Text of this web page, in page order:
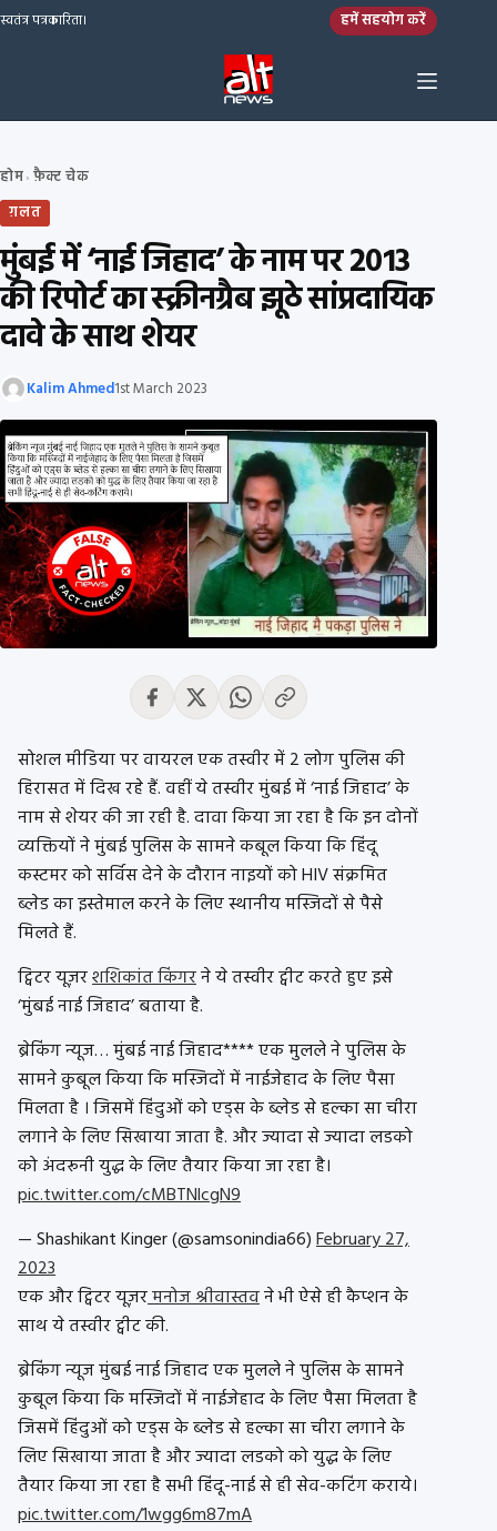
Skip to content
स्वतंत्र पत्रकारिता। हमें सहयोग करें
होम› फ़ैक्ट चेक
ग़लत
मुंबई में ‘नाई जिहाद’ के नाम पर 2013
की रिपोर्ट का स्क्रीनग्रैब झूठे सांप्रदायिक
दावे के साथ शेयर
Kalim Ahmed1st March 2023
सोशल मीडिया पर वायरल एक तस्वीर में 2 लोग पुलिस की
हिरासत में दिख रहे हैं. वहीं ये तस्वीर मुंबई में ‘नाई जिहाद’ के
नाम से शेयर की जा रही है. दावा किया जा रहा है कि इन दोनों
व्यक्तियों ने मुंबई पुलिस के सामने कबूल किया कि हिंदू
कस्टमर को सर्विस देने के दौरान नाइयों को HIV संक्रमित
ब्लेड का इस्तेमाल करने के लिए स्थानीय मस्जिदों से पैसे
मिलते हैं.
ट्विटर यूज़रशशिकांत किंगरने ये तस्वीर ट्वीट करते हुए इसे
‘मुंबई नाई जिहाद’ बताया है.
ब्रेकिंग न्यूज… मुंबई नाई जिहाद**** एक मुलले ने पुलिस के
सामने कुबूल किया कि मस्जिदों में नाईजेहाद के लिए पैसा
मिलता है । जिसमें हिंदुओं को एड्स के ब्लेड से हल्का सा चीरा
लगाने के लिए सिखाया जाता है. और ज्यादा से ज्यादा लडको
को अंदरूनी युद्ध के लिए तैयार किया जा रहा है।
pic.twitter.com/cMBTNlcgN9
— Shashikant Kinger (@samsonindia66)February 27,
2023
एक और ट्विटर यूज़रमनोज श्रीवास्तवने भी ऐसे ही कैप्शन के
साथ ये तस्वीर ट्वीट की.
ब्रेकिंग न्यूज मुंबई नाई जिहाद एक मुलले ने पुलिस के सामने
कुबूल किया कि मस्जिदों में नाईजेहाद के लिए पैसा मिलता है
जिसमें हिंदुओं को एड्स के ब्लेड से हल्का सा चीरा लगाने के
लिए सिखाया जाता है और ज्यादा लडको को युद्ध के लिए
तैयार किया जा रहा है सभी हिंदू-नाई से ही सेव-कटिंग कराये।
pic.twitter.com/1wgg6m87mA